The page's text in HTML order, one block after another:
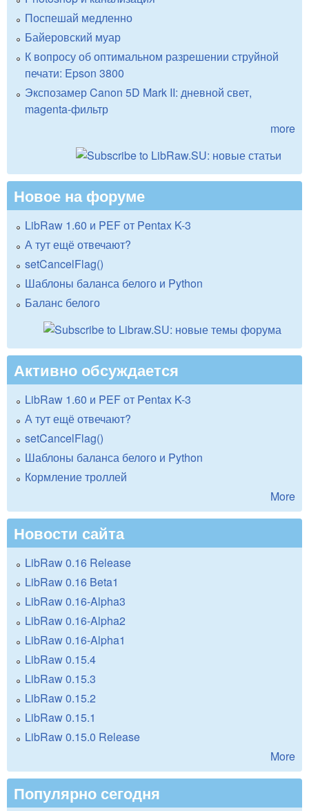
Поспешай медленно
Байеровский муар
К вопросу об оптимальном разрешении струйной
печати: Epson 3800
Экспозамер Canon 5D Mark II: дневной свет,
magenta-фильтр
more
Новое на форуме
LibRaw 1.60 и PEF от Pentax K-3
А тут ещё отвечают?
setCancelFlag()
Шаблоны баланса белого и Python
Баланс белого
Активно обсуждается
LibRaw 1.60 и PEF от Pentax K-3
А тут ещё отвечают?
setCancelFlag()
Шаблоны баланса белого и Python
Кормление троллей
More
Новости сайта
LibRaw 0.16 Release
LibRaw 0.16 Beta1
LibRaw 0.16-Alpha3
LibRaw 0.16-Alpha2
LibRaw 0.16-Alpha1
LibRaw 0.15.4
LibRaw 0.15.3
LibRaw 0.15.2
LibRaw 0.15.1
LibRaw 0.15.0 Release
More
Популярно сегодня